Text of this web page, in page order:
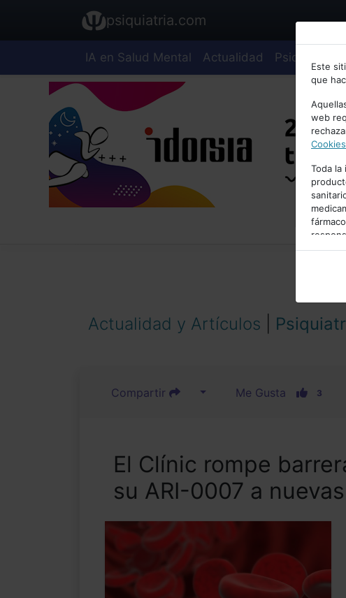
psiquiatria.com
IA en Salud Mental Actualidad Psiquiatría
Este
que
web
Toda la
Actualidad y Artículos
Compartir Me Gusta 3
El Clínic rompe
su ARI-0007 a